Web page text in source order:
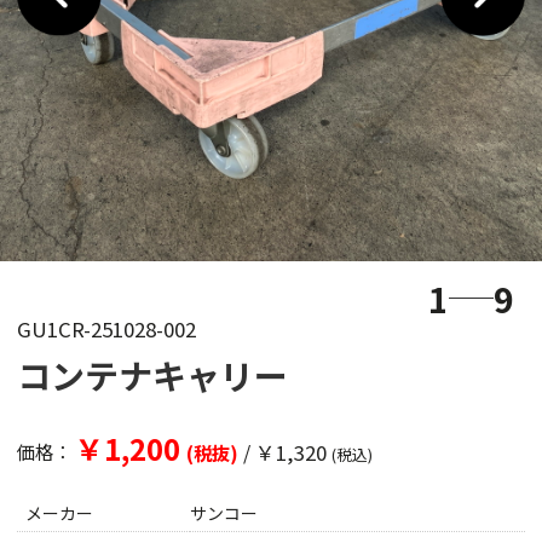
1 9
GU1CR-251028-002
コンテナキャリー
価格： ￥1,200 (税抜) / ￥1,320 (税込)
メーカー サンコー